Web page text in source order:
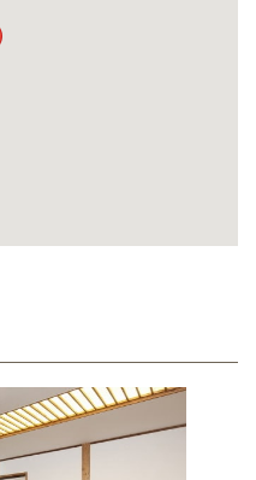
本ハウス事業部 宮崎営業所長
ットー
業課 課長
計課
二営業 工事課 係長